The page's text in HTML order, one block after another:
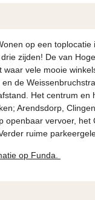
op een
zijden! De van
vele mooie
de
Het centrum
Arendsdorp,
openbaar vervoer,
ruime
op Funda.